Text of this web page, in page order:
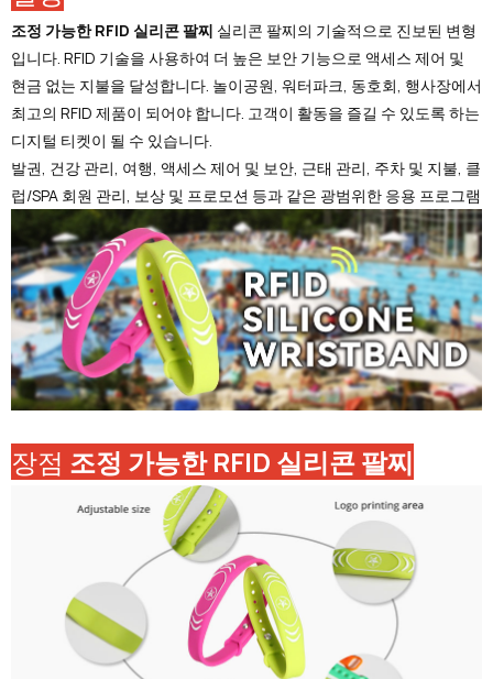
조정 가능한 RFID 실리콘 팔찌 실리콘 팔찌의 기술적으로 진보된 변형
입니다. RFID 기술을 사용하여 더 높은 보안 기능으로 액세스 제어 및
현금 없는 지불을 달성합니다. 놀이공원, 워터파크, 동호회, 행사장에서
최고의 RFID 제품이 되어야 합니다. 고객이 활동을 즐길 수 있도록 하는
디지털 티켓이 될 수 있습니다.
발권, 건강 관리, 여행, 액세스 제어 및 보안, 근태 관리, 주차 및 지불, 클
럽/SPA 회원 관리, 보상 및 프로모션 등과 같은 광범위한 응용 프로그램
장점 조정 가능한 RFID 실리콘 팔찌